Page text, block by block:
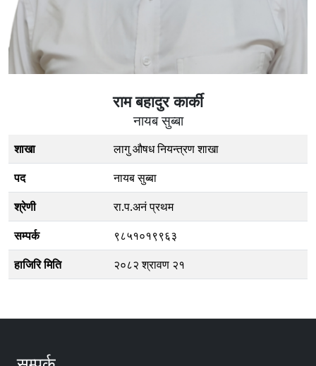
राम बहादुर कार्की
नायब सुब्बा
शाखा
लागु औषध नियन्त्रण शाखा
पद
नायब सुब्बा
श्रेणी
रा.प.अनं प्रथम
सम्पर्क
९८५१०१९९६३
हाजिरि मिति
२०८२ श्रावण २१